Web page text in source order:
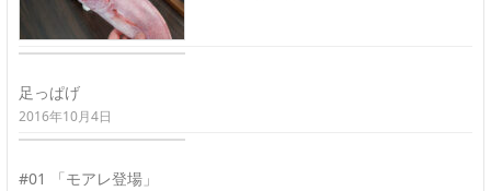
足っぱげ
2016年10月4日
#01 「モアレ登場」